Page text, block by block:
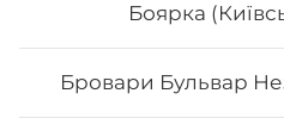
Боярка
Бровари Бульвар
Каліфорнія з